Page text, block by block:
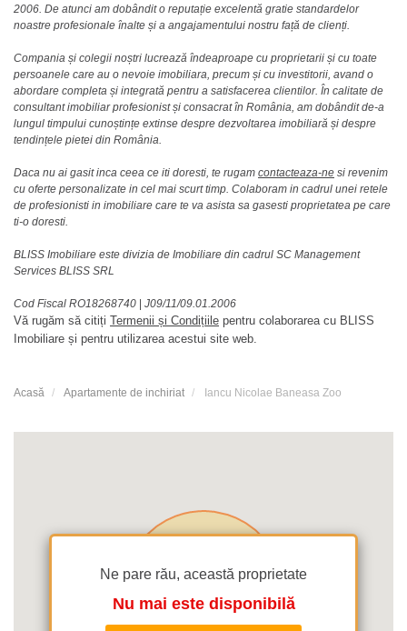
Ne pare rău, această proprietate
Nu mai este disponibilă
2006. De atunci am dobândit o reputație excelentă gratie standardelor
noastre profesionale înalte și a angajamentului nostru față de clienți.
Compania și colegii noștri lucrează îndeaproape cu proprietarii și cu toate
persoanele care au o nevoie imobiliara, precum și cu investitorii, avand o
abordare completa și integrată pentru a satisfacerea clientilor. În calitate de
consultant imobiliar profesionist și consacrat în România, am dobândit de-a
lungul timpului cunoștințe extinse despre dezvoltarea imobiliară și despre
tendințele pietei din România.
Daca nu ai gasit inca ceea ce iti doresti, te rugam contacteaza-ne si revenim
cu oferte personalizate in cel mai scurt timp. Colaboram in cadrul unei retele
de profesionisti in imobiliare care te va asista sa gasesti proprietatea pe care
ti-o doresti.
BLISS Imobiliare este divizia de Imobiliare din cadrul SC Management
Services BLISS SRL
Cod Fiscal RO18268740 | J09/11/09.01.2006
Vă rugăm să citiți Termenii și Condițiile pentru colaborarea cu BLISS
Imobiliare și pentru utilizarea acestui site web.
Acasă Apartamente de inchiriat Iancu Nicolae Baneasa Zoo